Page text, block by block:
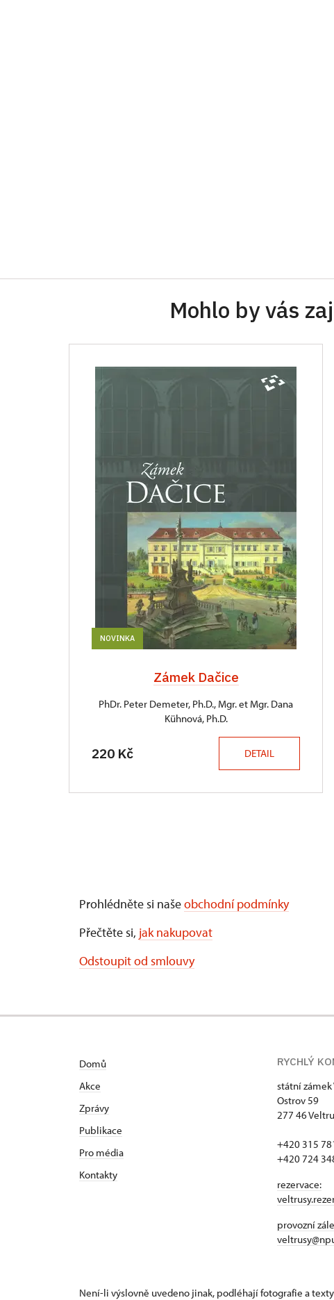
Mohlo by vás
NOVINKA
Zámek Dačice
PhDr. Peter Demeter, Ph.D., Mgr. et Mgr. Dana
Kühnová, Ph.D.
220 Kč DETAIL
Prohlédněte si našeobchodní podmínky
Přečtěte si, jak nakupovat
Odstoupit od smlouvy
Domů
Akce
Zprávy
Publikace
Pro média
Kontakty
RYCHLÝ
státní
Ostrov 59
277 46
+420 315
+420 724
rezervace:
provozní
Není-li výslovně uvedeno jinak, podléhají fotografie a texty